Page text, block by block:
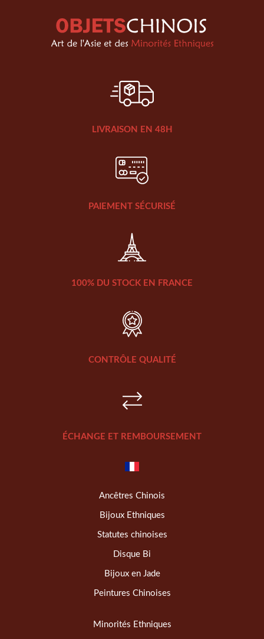
LIVRAISON EN 48H
PAIEMENT SÉCURISÉ
100% DU STOCK EN FRANCE
CONTRÔLE QUALITÉ
ÉCHANGE ET REMBOURSEMENT
Ancêtres Chinois
Bijoux Ethniques
Statutes chinoises
Disque Bi
Bijoux en Jade
Peintures Chinoises
Minorités Ethniques